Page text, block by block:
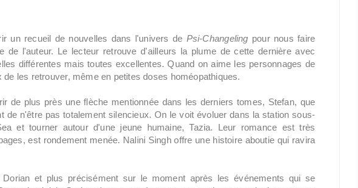
un recueil de nouvelles dans l'univers de Psi-Changeling pour nous faire
de l'auteur. Le lecteur retrouve d'ailleurs la plume de cette dernière avec
différentes mais toutes excellentes. Quand on aime les personnages de
les retrouver, même en petites doses homéopathiques.
de plus près une flèche mentionnée dans les derniers tomes, Stefan, que
de n'être pas totalement silencieux. On le voit évoluer dans la station sous-
et tourner autour d'une jeune humaine, Tazia. Leur romance est très
est rondement menée. Nalini Singh offre une histoire aboutie qui ravira
et plus précisément sur le moment après les événements qui se